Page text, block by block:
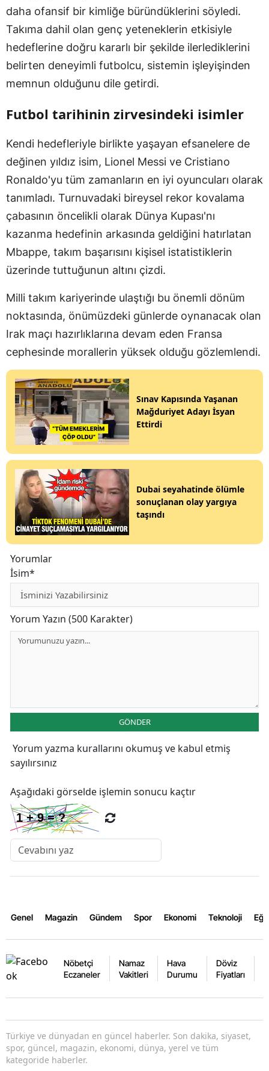
daha ofansif bir kimliğe büründüklerini söyledi.
Takıma dahil olan genç yeteneklerin etkisiyle
hedeflerine doğru kararlı bir şekilde ilerlediklerini
belirten deneyimli futbolcu, sistemin işleyişinden
memnun olduğunu dile getirdi.
Futbol tarihinin zirvesindeki isimler
Kendi hedefleriyle birlikte yaşayan efsanelere de
değinen yıldız isim, Lionel Messi ve Cristiano
Ronaldo'yu tüm zamanların en iyi oyuncuları olarak
tanımladı. Turnuvadaki bireysel rekor kovalama
çabasının öncelikli olarak Dünya Kupası'nı
kazanma hedefinin arkasında geldiğini hatırlatan
Mbappe, takım başarısını kişisel istatistiklerin
üzerinde tuttuğunun altını çizdi.
Milli takım kariyerinde ulaştığı bu önemli dönüm
noktasında, önümüzdeki günlerde oynanacak olan
Irak maçı hazırlıklarına devam eden Fransa
cephesinde morallerin yüksek olduğu gözlemlendi.
Sınav Kapısında Yaşanan
Mağduriyet Adayı İsyan
Ettirdi
Dubai seyahatinde ölümle
sonuçlanan olay yargıya
taşındı
Yorumlar
İsim*
Yorum Yazın (500 Karakter)
GÖNDER
Yorum yazma kurallarını okumuş ve kabul etmiş
sayılırsınız
Aşağıdaki görselde işlemin sonucu kaçtır
Genel Magazin Gündem Spor Ekonomi Teknoloji
Nöbetçi
Eczaneler
Namaz
Vakitleri
Hava
Durumu
Döviz
Fiyatları
Türkiye ve dünyadan en güncel haberler. Son dakika, siyaset,
spor, güncel, magazin, ekonomi, dünya, yerel ve tüm
kategoride haberler.